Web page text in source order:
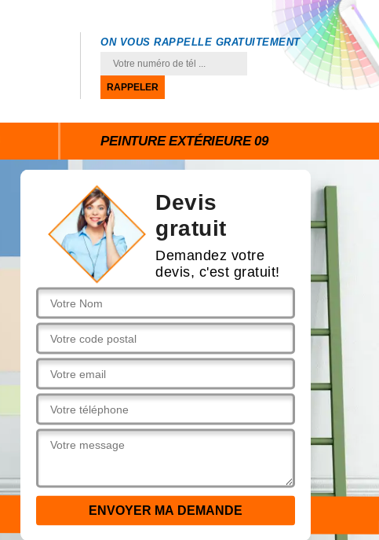
ON VOUS RAPPELLE GRATUITEMENT
PEINTURE EXTÉRIEURE 09
Devis
gratuit
Demandez votre
devis, c'est gratuit!